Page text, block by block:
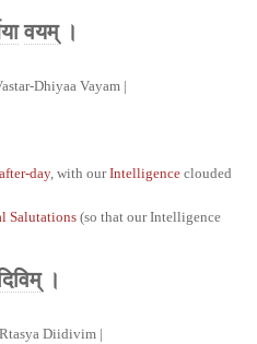
वयम्।
Dhiyaa Vayam |
day , with ourIntelligence clouded
Salutations (so that our Intelligence
।
Diidivim |